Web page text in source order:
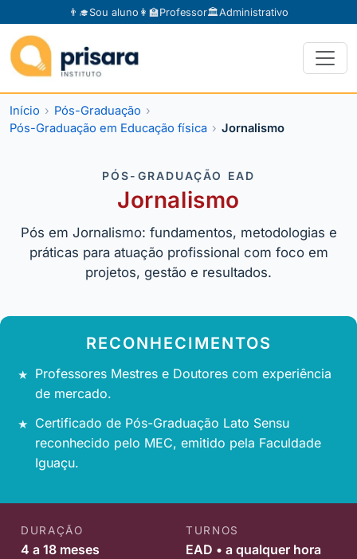
👨‍🎓Sou aluno 👩‍🏫Professor🏛️Administrativo
Início
Pós-Graduação
Pós-Graduação em Educação física
Jornalismo
PÓS-GRADUAÇÃO EAD
Jornalismo
Pós em Jornalismo: fundamentos, metodologias e
práticas para atuação profissional com foco em
projetos, gestão e resultados.
RECONHECIMENTOS
Professores Mestres e Doutores com experiência
de mercado.
Certificado de Pós-Graduação Lato Sensu
reconhecido pelo MEC, emitido pela Faculdade
Iguaçu.
DURAÇÃO
4 a 18 meses
TURNOS
EAD • a qualquer hora